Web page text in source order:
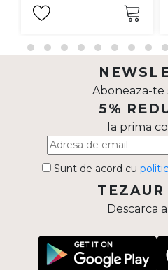
Aboneaza-te
5%
la prima
Sunt de acord cu
TEZAUR
Descarca